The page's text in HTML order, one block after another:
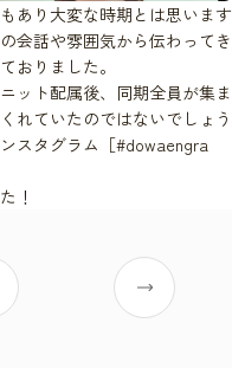
あり大変な時期とは思います
会話や雰囲気から伝わってき
おりました。
ット配属後、同期全員が集ま
れていたのではないでしょう
スタグラム［#dowaengra
！